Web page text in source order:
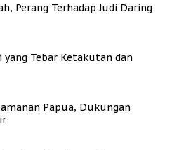
Perang Terhadap Judi Daring
yang Tebar Ketakutan dan
Papua, Dukungan